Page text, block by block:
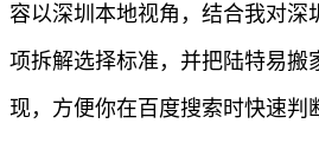
容以深圳本地视角，结合我对深
项拆解选择标准，并把陆特易搬
现，方便你在百度搜索时快速判